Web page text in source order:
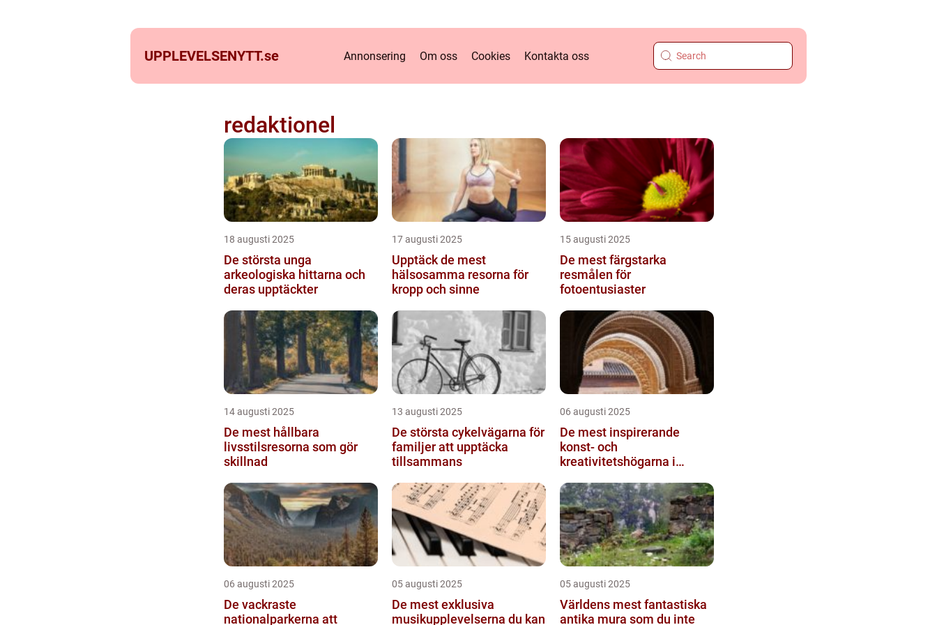
UPPLEVELSENYTT.se Annonsering Om oss Cookies Kontakta oss
redaktionel
18 augusti 2025
De största unga
arkeologiska hittarna och
deras upptäckter
17 augusti 2025
Upptäck de mest
hälsosamma resorna för
kropp och sinne
15 augusti 2025
De mest färgstarka
resmålen för
fotoentusiaster
14 augusti 2025
De mest hållbara
livsstilsresorna som gör
skillnad
13 augusti 2025
De största cykelvägarna för
familjer att upptäcka
tillsammans
06 augusti 2025
De mest inspirerande
konst- och
kreativitetshögarna i
06 augusti 2025
De vackraste
nationalparkerna att
05 augusti 2025
De mest exklusiva
musikupplevelserna du kan
05 augusti 2025
Världens mest fantastiska
antika mura som du inte